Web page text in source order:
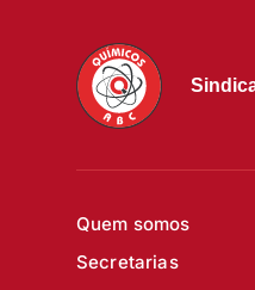
Quem somos
Secretarias